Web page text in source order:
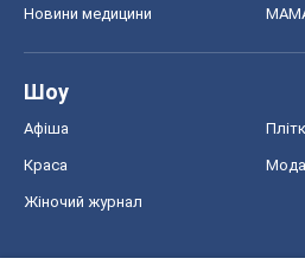
Новини медицини
Шоу
Афіша
Краса Мода
Жіночий журнал